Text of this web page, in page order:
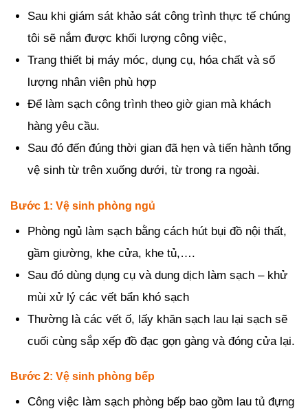
Sau khi giám sát khảo sát công trình thực tế chúng
tôi sẽ nắm được khối lượng công việc,
Trang thiết bị máy móc, dụng cụ, hóa chất và số
lượng nhân viên phù hợp
Để làm sạch công trình theo giờ gian mà khách
hàng yêu cầu.
Sau đó đến đúng thời gian đã hẹn và tiến hành tổng
vệ sinh từ trên xuống dưới, từ trong ra ngoài.
Bước 1: Vệ sinh phòng ngủ
Phòng ngủ làm sạch bằng cách hút bụi đồ nội thất,
gầm giường, khe cửa, khe tủ,….
Sau đó dùng dụng cụ và dung dịch làm sạch – khử
mùi xử lý các vết bẩn khó sạch
Thường là các vết ố, lấy khăn sạch lau lại sạch sẽ
cuối cùng sắp xếp đồ đạc gọn gàng và đóng cửa lại.
Bước 2: Vệ sinh phòng bếp
Công việc làm sạch phòng bếp bao gồm lau tủ đựng